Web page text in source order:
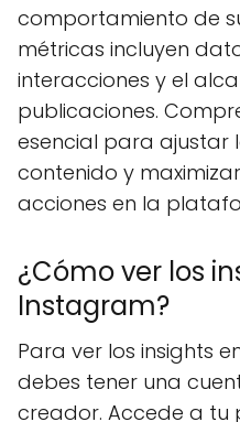
comportamiento de
métricas incluyen
interacciones y el
publicaciones.
esencial para ajustar
contenido y
acciones en la
¿Cómo ver los
Instagram?
Para ver los insights
debes tener una
creador. Accede a tu